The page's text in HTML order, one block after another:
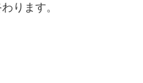
ります。